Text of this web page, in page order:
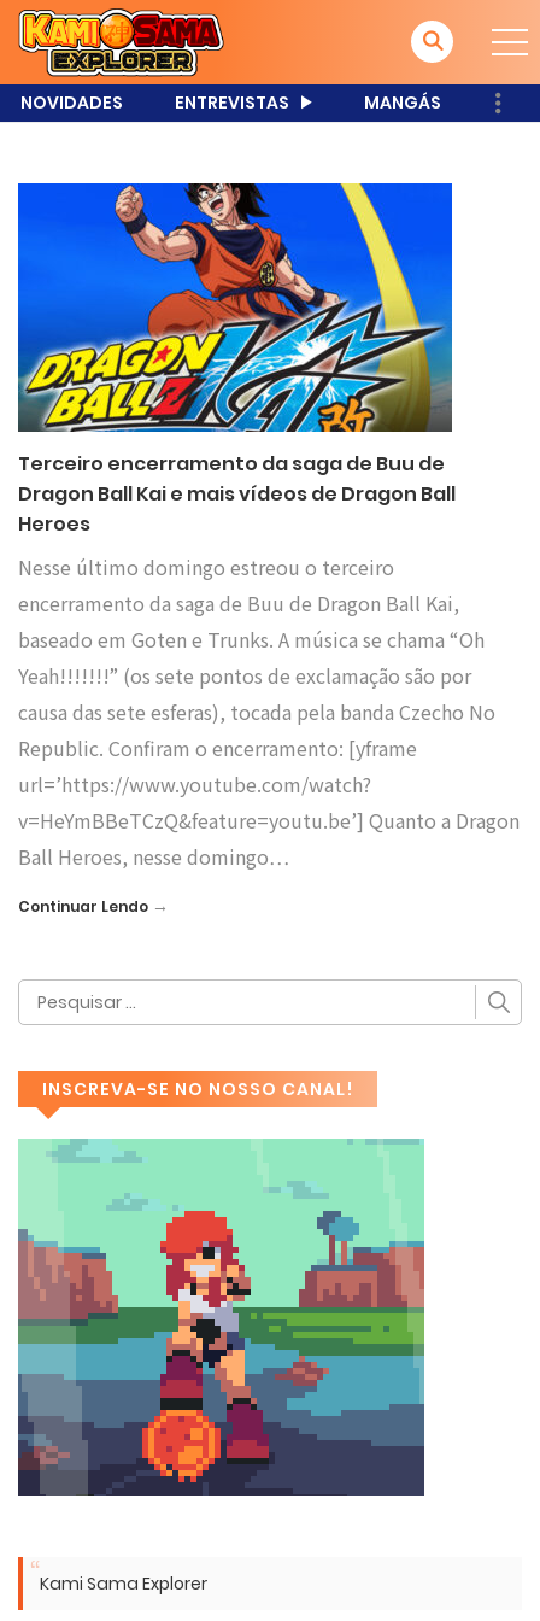
NOVIDADES ENTREVISTAS MANGÁS
Terceiro encerramento da saga de Buu de
Dragon Ball Kai e mais vídeos de Dragon Ball
Heroes
Nesse último domingo estreou o terceiro
encerramento da saga de Buu de Dragon Ball Kai,
baseado em Goten e Trunks. A música se chama “Oh
Yeah!!!!!!!” (os sete pontos de exclamação são por
causa das sete esferas), tocada pela banda Czecho No
Republic. Confiram o encerramento: [yframe
url=’https://www.youtube.com/watch?
v=HeYmBBeTCzQ&feature=youtu.be’] Quanto a Dragon
Ball Heroes, nesse domingo…
Continuar Lendo →
INSCREVA-SE NO NOSSO CANAL!
Kami Sama Explorer